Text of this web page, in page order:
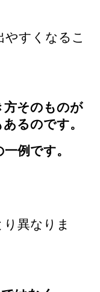
すくなるこ
方そのものが
るのです。
例です。
異なりま